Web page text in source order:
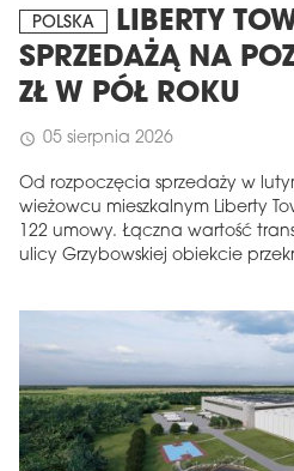
POLSKA
LIBERTY
SPRZEDAŻĄ NA
ZŁ W PÓŁ ROKU
schedule 05 sierpnia 2026
Od rozpoczęcia sprzedaży w
wieżowcu mieszkalnym Liberty
122 umowy. Łączna wartość
ulicy Grzybowskiej obiekcie